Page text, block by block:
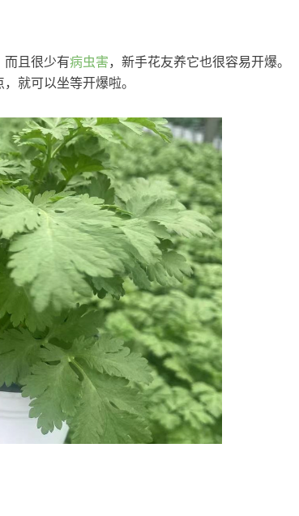
而且很少有病虫害，新手花友养它也很容易开爆。
就可以坐等开爆啦。